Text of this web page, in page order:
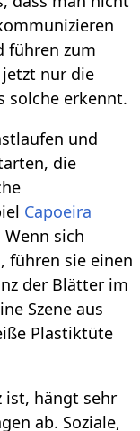
führen zum
jetzt nur die
solche erkennt.
und
die
Capoeira
sich
führen sie einen
der Blätter im
Szene aus
Plastiktüte
ist, hängt sehr
ab. Soziale,